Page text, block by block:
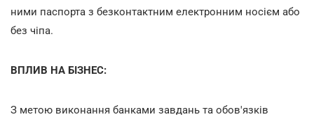
ними паспорта з безконтактним електронним носієм або
без чіпа.
ВПЛИВ НА БІЗНЕС:
З метою виконання банками завдань та обов'язків